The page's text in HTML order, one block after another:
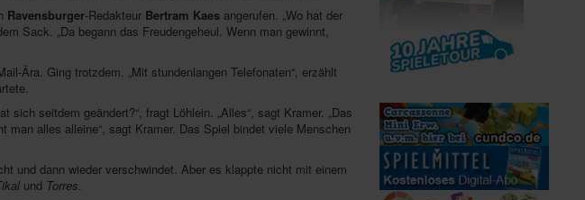
Ravensburger-Redakteur Bertram Kaes angerufen. „Wo hat der
Sack. „Da begann das Freudengeheul. Wenn man gewinnt,
Ära. Ging trotzdem. „Mit stundenlangen Telefonaten“, erzählt
seitdem geändert?“, fragt Löhlein. „Alles“, sagt Kramer. „Das
alles alleine“, sagt Kramer. Das Spiel bindet viele Menschen
und dann wieder verschwindet. Aber es klappte nicht mit einem
und Torres.